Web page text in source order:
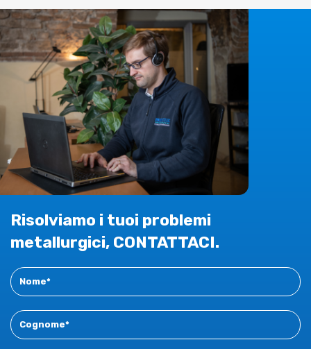
Risolviamo i tuoi problemi
metallurgici, CONTATTACI.
Contact
New